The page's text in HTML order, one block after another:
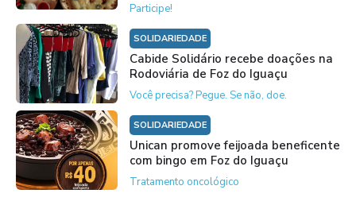
Participe!
SOLIDARIEDADE
Cabide Solidário recebe doações na
Rodoviária de Foz do Iguaçu
Você precisa? Pegue. Se não, doe.
SOLIDARIEDADE
Unican promove feijoada beneficente
com bingo em Foz do Iguaçu
Tratamento oncológico